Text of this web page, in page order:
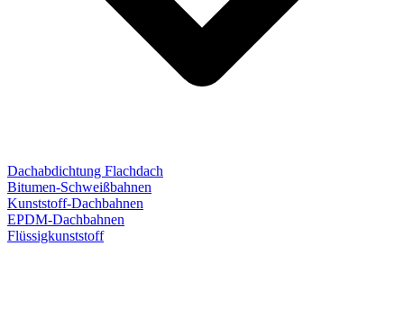
Dachabdichtung Flachdach
Bitumen-Schweißbahnen
Kunststoff-Dachbahnen
EPDM-Dachbahnen
Flüssigkunststoff